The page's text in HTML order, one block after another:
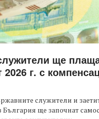
ще
2026 г. с
служители и
България ще започнат